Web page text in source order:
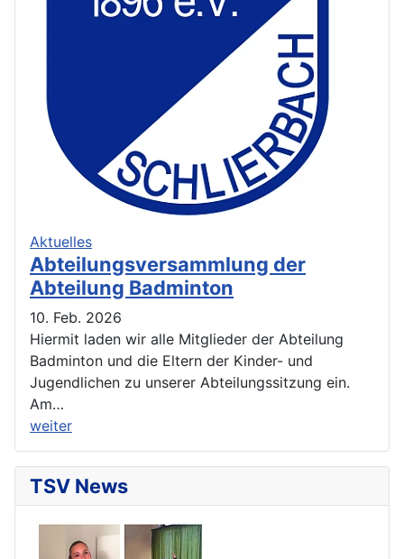
TSV News
Aktuelles
Abteilungsversammlung der
Abteilung Badminton
10. Feb. 2026
Hiermit laden wir alle Mitglieder der Abteilung
Badminton und die Eltern der Kinder- und
Jugendlichen zu unserer Abteilungssitzung ein.
Am…
weiter